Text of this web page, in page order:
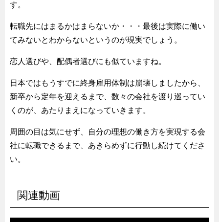
す。
転職先にはまるかはまらないか・・・最後は実際に働い
てみないとわからないというのが現実でしょう。
恋人選びや、配偶者選びにも似ていますね。
日本ではもうすでに終身雇用体制は崩壊しましたから、
新卒から定年を迎えるまで、数々の会社を渡り巡ってい
くのが、あたりまえになっていきます。
周囲の目は気にせず、自分の理想の働き方を実現する会
社に転職できるまで、あきらめずに行動し続けてくださ
い。
関連動画